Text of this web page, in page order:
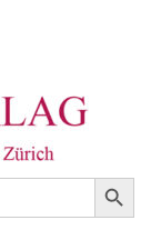
Search Button